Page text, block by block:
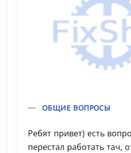
ОБЩИЕ ВОПРОСЫ
Ребят привет) есть
перестал работать тач,